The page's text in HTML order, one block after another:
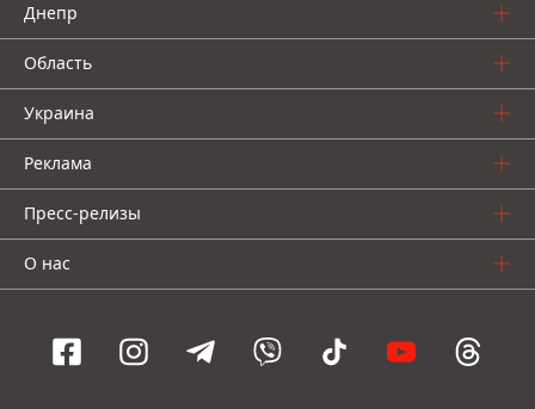
Днепр
Область
Украина
Реклама
Пресс-релизы
О нас